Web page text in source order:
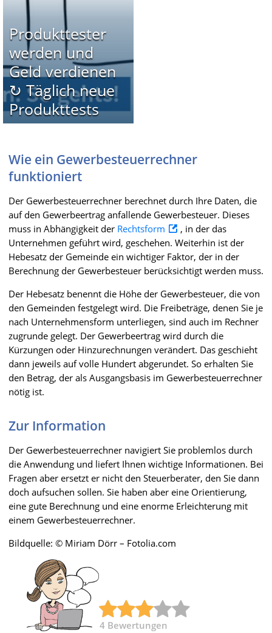
Produkttester
werden und
Geld verdienen
↻ Täglich neue
Produkttests
Wie ein Gewerbesteuerrechner
funktioniert
Der Gewerbesteuerrechner berechnet durch Ihre Daten, die
auf den Gewerbeertrag anfallende Gewerbesteuer. Dieses
muss in Abhängigkeit der Rechtsform
, in der das
Unternehmen geführt wird, geschehen. Weiterhin ist der
Hebesatz der Gemeinde ein wichtiger Faktor, der in der
Berechnung der Gewerbesteuer berücksichtigt werden muss.
Der Hebesatz benennt die Höhe der Gewerbesteuer, die von
den Gemeinden festgelegt wird. Die Freibeträge, denen Sie je
nach Unternehmensform unterliegen, sind auch im Rechner
zugrunde gelegt. Der Gewerbeertrag wird durch die
Kürzungen oder Hinzurechnungen verändert. Das geschieht
dann jeweils auf volle Hundert abgerundet. So erhalten Sie
den Betrag, der als Ausgangsbasis im Gewerbesteuerrechner
nötig ist.
Zur Information
Der Gewerbesteuerrechner navigiert Sie problemlos durch
die Anwendung und liefert Ihnen wichtige Informationen. Bei
Fragen aber ersetzt er nicht den Steuerberater, den Sie dann
doch aufsuchen sollen. Sie haben aber eine Orientierung,
eine gute Berechnung und eine enorme Erleichterung mit
einem Gewerbesteuerrechner.
Bildquelle: © Miriam Dörr – Fotolia.com
4 Bewertungen